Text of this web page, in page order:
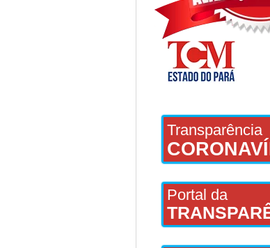
Transparência
Portal da